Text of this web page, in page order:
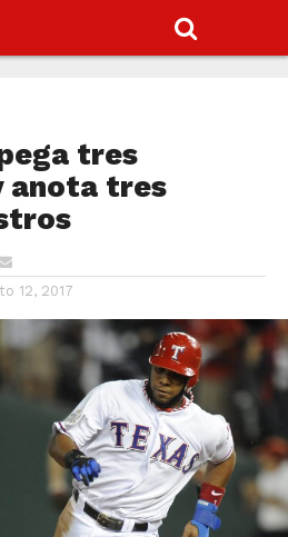
tres
anota tres
12, 2017